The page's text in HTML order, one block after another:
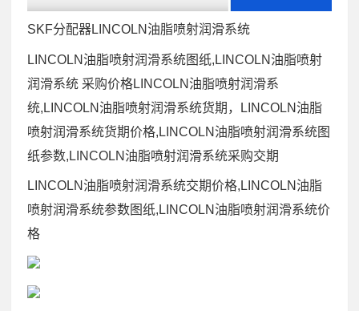
SKF分配器LINCOLN油脂喷射润滑系统
LINCOLN油脂喷射润滑系统图纸,LINCOLN油脂喷射
润滑系统 采购价格LINCOLN油脂喷射润滑系
统,LINCOLN油脂喷射润滑系统货期，LINCOLN油脂
喷射润滑系统货期价格,LINCOLN油脂喷射润滑系统图
纸参数,LINCOLN油脂喷射润滑系统采购交期
LINCOLN油脂喷射润滑系统交期价格,LINCOLN油脂
喷射润滑系统参数图纸,LINCOLN油脂喷射润滑系统价
格